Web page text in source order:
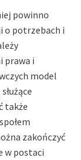
powinno
o potrzebach i
prawa i
model
także
zakończyć
w postaci